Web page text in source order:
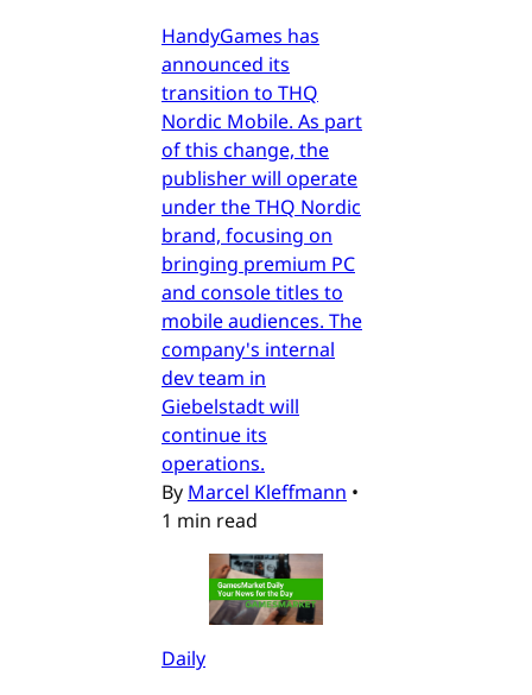
HandyGames has
announced its
transition to THQ
Nordic Mobile. As part
of this change, the
publisher will operate
under the THQ Nordic
brand, focusing on
bringing premium PC
and console titles to
mobile audiences. The
company's internal
dev team in
Giebelstadt will
continue its
operations.
By Marcel Kleffmann •
1 min read
Daily